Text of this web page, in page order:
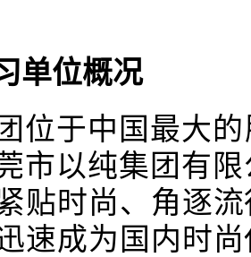
单位概况
位于中国最大
以纯集团有限
贴时尚、角逐
速成为国内时